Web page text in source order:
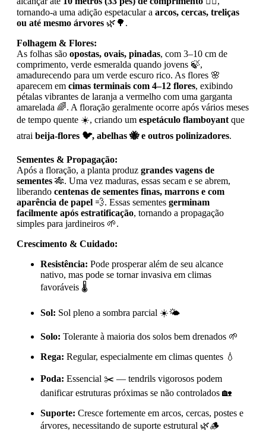
tornando-a uma adição espetacular a arcos, cercas, treliças
ou até mesmo árvores 🌿🌳.
Folhagem & Flores:
As folhas são opostas, ovais, pinadas, com 3–10 cm de
comprimento, verde esmeralda quando jovens 🍃,
amadurecendo para um verde escuro rico. As flores 🌸
aparecem em cimas terminais com 4–12 flores, exibindo
pétalas vibrantes de laranja a vermelho com uma garganta
amarelada 🌈. A floração geralmente ocorre após vários meses
de tempo quente ☀️, criando um espetáculo flamboyant que
atrai beija-flores 🐦, abelhas 🐝 e outros polinizadores.
Sementes & Propagação:
Após a floração, a planta produz grandes vagens de
sementes 🎋. Uma vez maduras, essas secam e se abrem,
liberando centenas de sementes finas, marrons e com
aparência de papel 💨. Essas sementes germinam
facilmente após estratificação, tornando a propagação
simples para jardineiros 🌱.
Crescimento & Cuidado:
Resistência: Pode prosperar além de seu alcance
nativo, mas pode se tornar invasiva em climas
favoráveis 🌡️
Sol: Sol pleno a sombra parcial ☀️🌤️
Solo: Tolerante à maioria dos solos bem drenados 🌱
Rega: Regular, especialmente em climas quentes 💧
Poda: Essencial ✂️ — tendrils vigorosos podem
danificar estruturas próximas se não controlados 🏡
Suporte: Cresce fortemente em arcos, cercas, postes e
árvores, necessitando de suporte estrutural 🌿🪵